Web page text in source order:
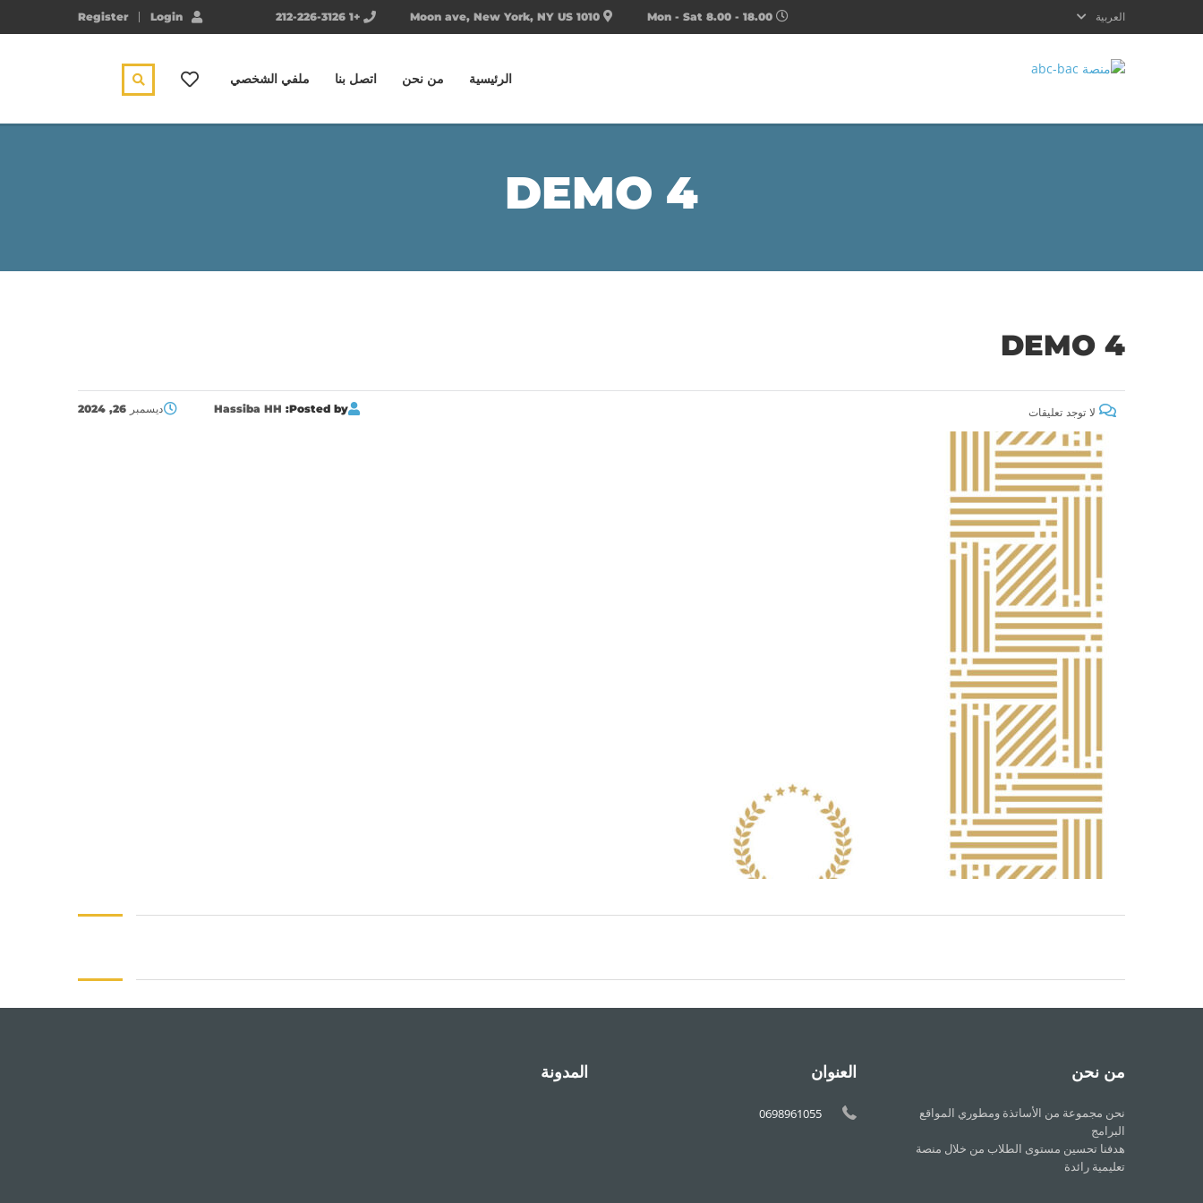
العربية Login
Register +1 212-226-3126
ملفي الشخصي اتصل بنا من نحن الرئيسية
DEMO 4
DEMO 4
ديسمبر 26, 2024 Posted by:
Hassiba HH لا توجد تعليقات
من نحن
نحن مجموعة من الأساتذة ومطوري المواقع
البرامج
هدفنا تحسين مستوى الطلاب من خلال منصة
تعليمية رائدة
العنوان
0698961055
المدونة